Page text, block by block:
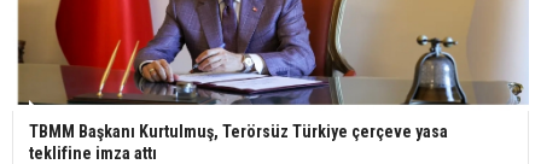
TBMM Başkanı Kurtulmuş, Terörsüz Türkiye çerçeve yasa
teklifine imza attı